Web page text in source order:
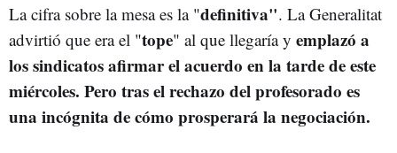
La cifra sobre la mesa es la "definitiva". La Generalitat
advirtió que era el "tope" al que llegaría y emplazó a
los sindicatos afirmar el acuerdo en la tarde de este
miércoles. Pero tras el rechazo del profesorado es
una incógnita de cómo prosperará la negociación.